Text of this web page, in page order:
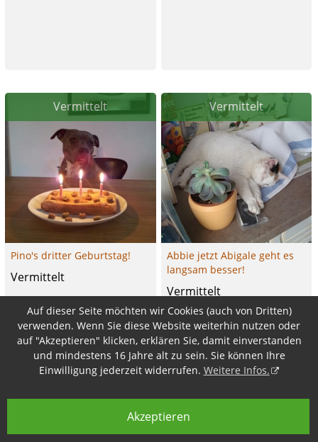
Vermittelt
Pino's dritter Geburtstag!
Vermittelt
Vermittelt
Abbie jetzt Abigale geht es
langsam besser!
Vermittelt
Auf dieser Seite möchten wir Cookies (auch von Dritten)
verwenden. Wenn Sie diese Website weiterhin nutzen oder
auf "Akzeptieren" klicken, erklären Sie, damit einverstanden
und mindestens 16 Jahre alt zu sein. Sie können Ihre
Einwilligung jederzeit widerrufen. Weitere Infos.
Akzeptieren